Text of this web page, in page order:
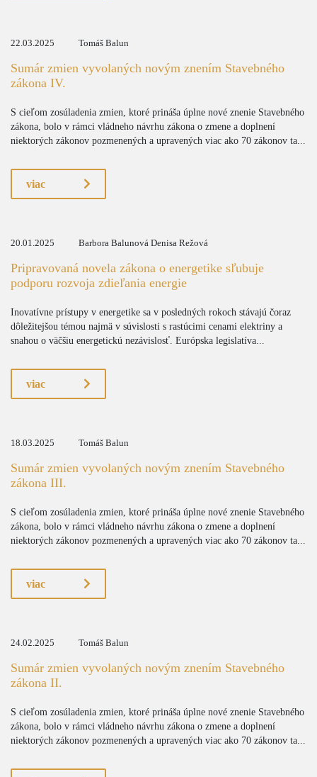
22.03.2025 Tomáš Balun
Sumár zmien vyvolaných novým znením Stavebného
zákona IV.
S cieľom zosúladenia zmien, ktoré prináša úplne nové znenie Stavebného
zákona, bolo v rámci vládneho návrhu zákona o zmene a doplnení
niektorých zákonov pozmenených a upravených viac ako 70 zákonov ta...
viac
20.01.2025 Barbora Balunová Denisa Režová
Pripravovaná novela zákona o energetike sľubuje
podporu rozvoja zdieľania energie
Inovatívne prístupy v energetike sa v posledných rokoch stávajú čoraz
dôležitejšou témou najmä v súvislosti s rastúcimi cenami elektriny a
snahou o väčšiu energetickú nezávislosť. Európska legislatíva...
viac
18.03.2025 Tomáš Balun
Sumár zmien vyvolaných novým znením Stavebného
zákona III.
S cieľom zosúladenia zmien, ktoré prináša úplne nové znenie Stavebného
zákona, bolo v rámci vládneho návrhu zákona o zmene a doplnení
niektorých zákonov pozmenených a upravených viac ako 70 zákonov ta...
viac
24.02.2025 Tomáš Balun
Sumár zmien vyvolaných novým znením Stavebného
zákona II.
S cieľom zosúladenia zmien, ktoré prináša úplne nové znenie Stavebného
zákona, bolo v rámci vládneho návrhu zákona o zmene a doplnení
niektorých zákonov pozmenených a upravených viac ako 70 zákonov ta...